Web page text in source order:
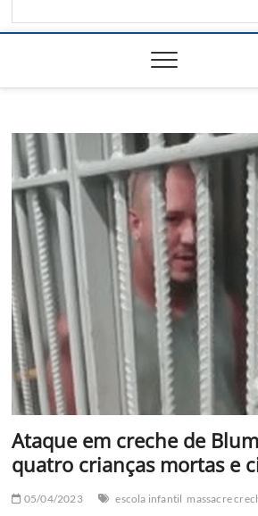
Ataque em creche de
quatro crianças mortas e
05/04/2023 escola infantil massacre